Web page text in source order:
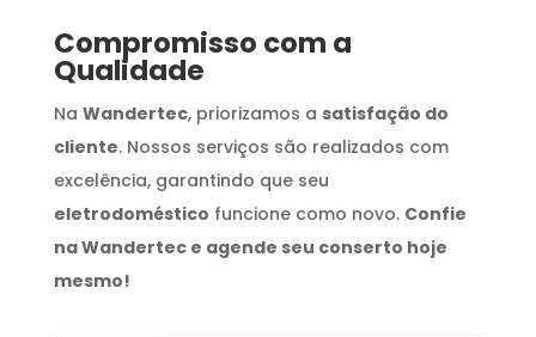
Compromisso com a
Qualidade
Na Wandertec, priorizamos a satisfação do
cliente. Nossos serviços são realizados com
excelência, garantindo que seu
eletrodoméstico funcione como novo. Confie
na Wandertec e agende seu conserto hoje
mesmo!